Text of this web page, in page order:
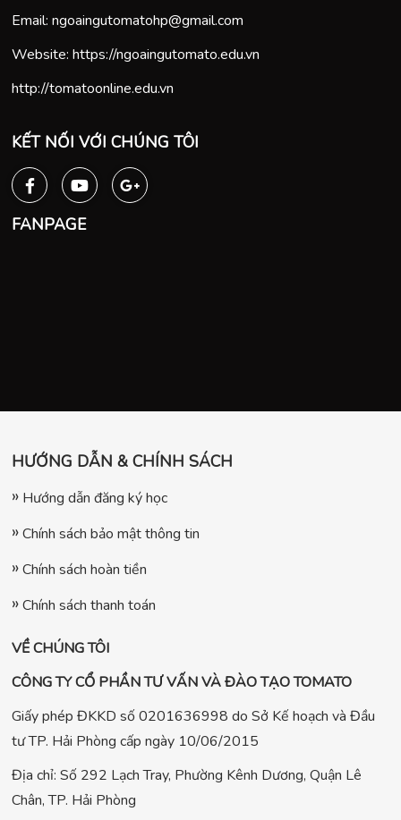
Email: ngoaingutomatohp@gmail.com
Website: https://ngoaingutomato.edu.vn
http://tomatoonline.edu.vn
KẾT NỐI VỚI CHÚNG TÔI
FANPAGE
HƯỚNG DẪN & CHÍNH SÁCH
Hướng dẫn đăng ký học
Chính sách bảo mật thông tin
Chính sách hoàn tiền
Chính sách thanh toán
VỀ CHÚNG TÔI
CÔNG TY CỔ PHẦN TƯ VẤN VÀ ĐÀO TẠO TOMATO
Giấy phép ĐKKD số 0201636998 do Sở Kế hoạch và Đầu
tư TP. Hải Phòng cấp ngày 10/06/2015
Địa chỉ: Số 292 Lạch Tray, Phường Kênh Dương, Quận Lê
Chân, TP. Hải Phòng